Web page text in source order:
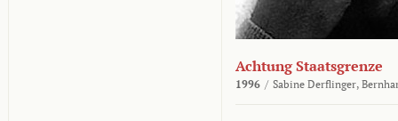
Achtung Staatsgrenze
1996 / Sabine Derflinger,